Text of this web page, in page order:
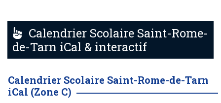
Calendrier Scolaire Saint-Rome-
de-Tarn iCal & interactif
Calendrier Scolaire Saint-Rome-de-Tarn
iCal (Zone C)